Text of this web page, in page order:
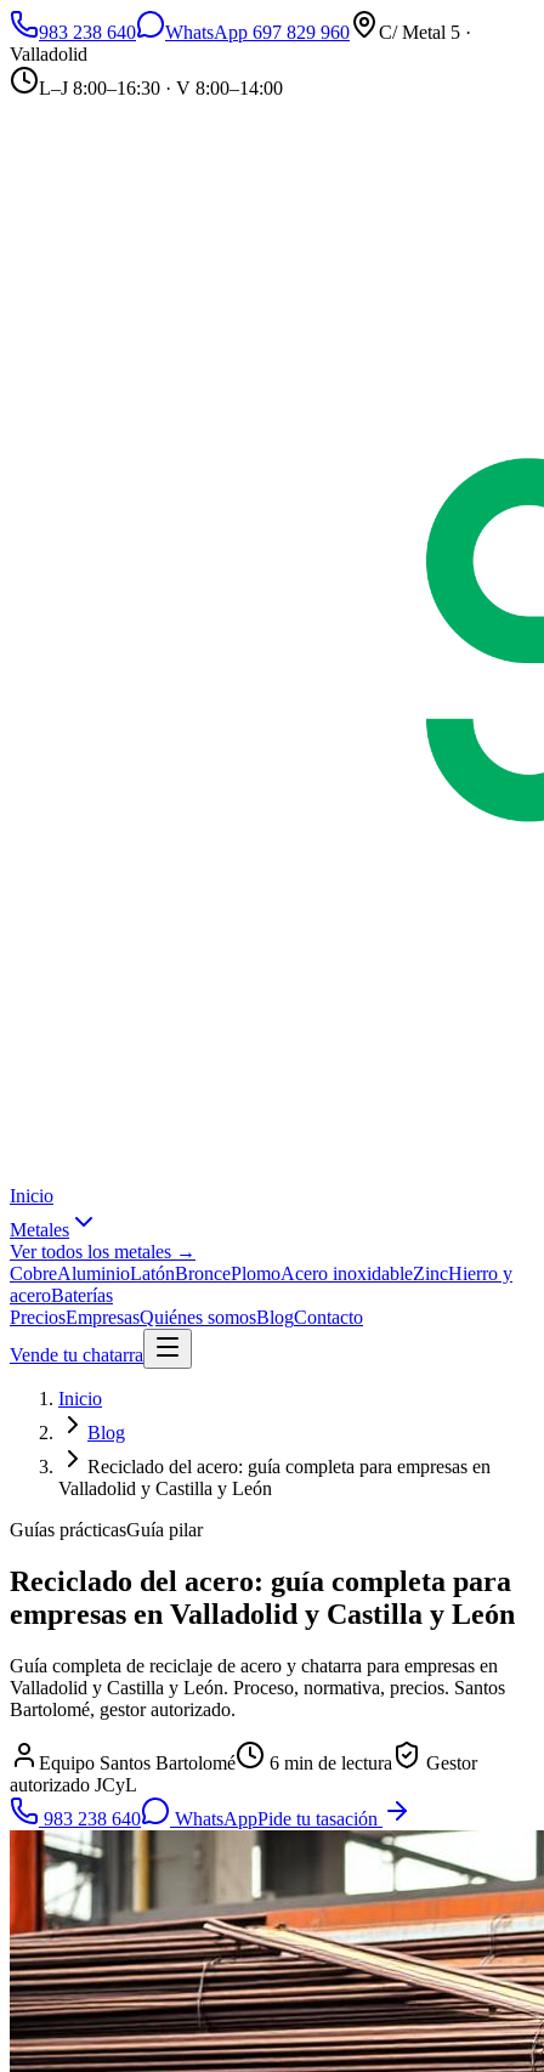
983 238 640 WhatsApp 697 829 960
C/ Metal 5 ·
Valladolid
L–J 8:00–16:30 · V 8:00–14:00
Inicio
Metales
Ver todos los metales →
CobreAluminioLatónBroncePlomoAcero inoxidableZincHierro y
aceroBaterías
PreciosEmpresasQuiénes somosBlogContacto
Vende tu chatarra
Inicio
Blog
Reciclado del acero: guía completa para empresas en
Valladolid y Castilla y León
Guías prácticasGuía pilar
Reciclado del acero: guía completa para
empresas en Valladolid y Castilla y León
Guía completa de reciclaje de acero y chatarra para empresas en
Valladolid y Castilla y León. Proceso, normativa, precios. Santos
Bartolomé, gestor autorizado.
Equipo Santos Bartolomé 6 min de lectura
Gestor
autorizado JCyL
983 238 640
WhatsAppPide tu tasación